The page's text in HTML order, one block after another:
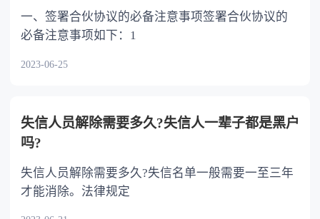
一、签署合伙协议的必备注意事项签署合伙协议的
必备注意事项如下：1
2023-06-25
失信人员解除需要多久?失信人一辈子都是黑户
吗?
失信人员解除需要多久?失信名单一般需要一至三年
才能消除。法律规定